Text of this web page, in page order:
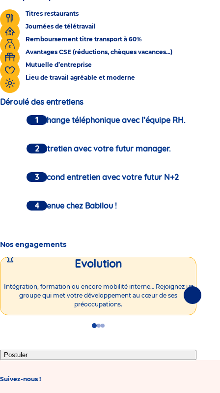
Titres restaurants
Journées de télétravail
Remboursement titre transport à 60%
Avantages CSE (réductions, chèques vacances...)
Mutuelle d’entreprise
Lieu de travail agréable et moderne
Déroulé des entretiens
Un échange téléphonique avec l’équipe RH.
Un entretien avec votre futur manager.
Un second entretien avec votre futur N+2
Bienvenue chez Babilou !
Nos engagements
Evolution
Intégration, formation ou encore mobilité interne… Rejoignez un
groupe qui met votre développement au cœur de ses
préoccupations.
Go
1
Go
2
Go
3
Postuler
Suivez-nous !